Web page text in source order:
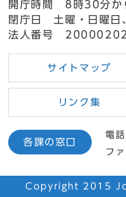
開庁時間 8時30分か
閉庁日 土曜・日曜日
法人番号
サイトマップ
リンク集
各課の窓口
電話
ファ
Copyright 2015